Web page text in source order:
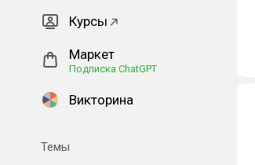
Курсы
Маркет
Подписка ChatGPT
Викторина
Темы